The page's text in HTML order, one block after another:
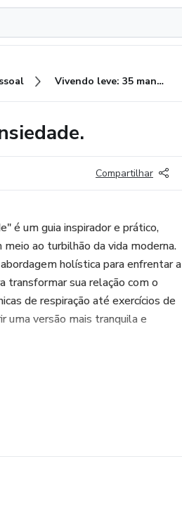
Vivendo leve: 35 maneiras de lidar com a ansiedade.
Compartilhar
é um guia inspirador e prático,
ao turbilhão da vida moderna.
holística para enfrentar a
transformar sua relação com o
de respiração até exercícios de
uma versão mais tranquila e